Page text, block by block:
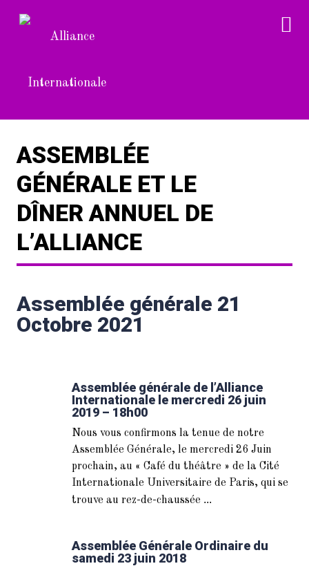
ASSEMBLÉE
GÉNÉRALE ET LE
DÎNER ANNUEL DE
L’ALLIANCE
Assemblée générale 21
Octobre 2021
Assemblée générale de l’Alliance
Internationale le mercredi 26 juin
2019 – 18h00
Nous vous confirmons la tenue de notre
Assemblée Générale, le mercredi 26 Juin
prochain, au « Café du théâtre » de la Cité
Internationale Universitaire de Paris, qui se
trouve au rez-de-chaussée ...
Assemblée Générale Ordinaire du
samedi 23 juin 2018